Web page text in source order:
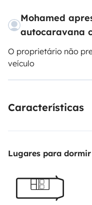
Mohamed
autocaravana
O proprietário não
veículo
Características
Lugares para dormir